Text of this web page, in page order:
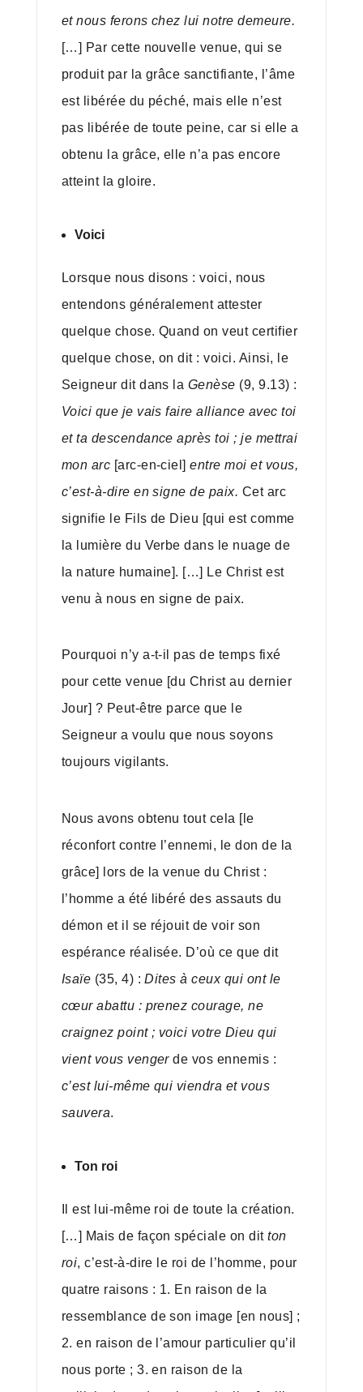
et nous ferons chez lui notre demeure.
[…] Par cette nouvelle venue, qui se
produit par la grâce sanctifiante, l’âme
est libérée du péché, mais elle n’est
pas libérée de toute peine, car si elle a
obtenu la grâce, elle n’a pas encore
atteint la gloire.
Voici
Lorsque nous disons : voici, nous
entendons généralement attester
quelque chose. Quand on veut certifier
quelque chose, on dit : voici. Ainsi, le
Seigneur dit dans la Genèse (9, 9.13) :
Voici que je vais faire alliance avec toi
et ta descendance après toi ; je mettrai
mon arc [arc-en-ciel] entre moi et vous,
c’est-à-dire en signe de paix. Cet arc
signifie le Fils de Dieu [qui est comme
la lumière du Verbe dans le nuage de
la nature humaine]. […] Le Christ est
venu à nous en signe de paix.
Pourquoi n’y a-t-il pas de temps fixé
pour cette venue [du Christ au dernier
Jour] ? Peut-être parce que le
Seigneur a voulu que nous soyons
toujours vigilants.
Nous avons obtenu tout cela [le
réconfort contre l’ennemi, le don de la
grâce] lors de la venue du Christ :
l’homme a été libéré des assauts du
démon et il se réjouit de voir son
espérance réalisée. D’où ce que dit
Isaïe (35, 4) :Dites à ceux qui ont le
cœur abattu : prenez courage, ne
craignez point ; voici votre Dieu qui
vient vous vengerde vos ennemis :
c’est lui-même qui viendra et vous
sauvera.
Ton roi
Il est lui-même roi de toute la création.
[…] Mais de façon spéciale on ditton
roi, c’est-à-dire le roi de l’homme, pour
quatre raisons : 1. En raison de la
ressemblance de son image [en nous] ;
2. en raison de l’amour particulier qu’il
nous porte ; 3. en raison de la